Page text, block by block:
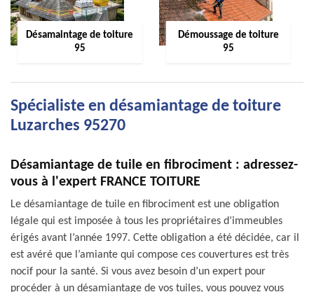
Désamaintage de toiture
95
Démoussage de toiture
95
Spécialiste en désamiantage de toiture
Luzarches 95270
Désamiantage de tuile en fibrociment : adressez-
vous à l'expert FRANCE TOITURE
Le désamiantage de tuile en fibrociment est une obligation
légale qui est imposée à tous les propriétaires d’immeubles
érigés avant l’année 1997. Cette obligation a été décidée, car il
est avéré que l’amiante qui compose ces couvertures est très
nocif pour la santé. Si vous avez besoin d’un expert pour
procéder à un désamiantage de vos tuiles, vous pouvez vous